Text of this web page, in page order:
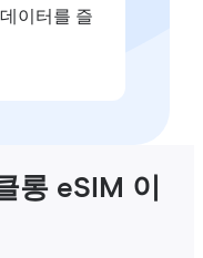
이터를 즐
롱 eSIM 이